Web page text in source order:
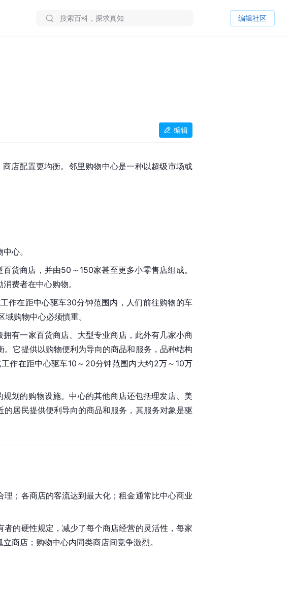
编辑社区
编辑
店配置更均衡。邻里购物中心是一种以超级市场或
心。
货商店，并由50～150家甚至更多小零售店组成。
费者在中心购物。
作在距中心驱车30分钟范围内，人们前往购物的车
购物中心必须慎重。
有一家百货商店、大型专业商店，此外有几家小商
它提供以购物便利为导向的商品和服务，品种结构
作在距中心驱车10～20分钟范围内大约2万～10万
划的购物设施。中心的其他商店还包括理发店、美
居民提供便利导向的商品和服务，其服务对象是驱
；各商店的客流达到最大化；租金通常比中心商业
的硬性规定，减少了每个商店经营的灵活性，每家
立商店 ；购物中心内同类商店间竞争激烈。